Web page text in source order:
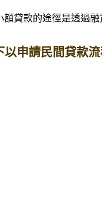
貸款的途徑是透過
申請民間貸款流